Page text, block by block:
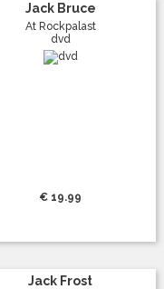
Jack Bruce
At Rockpalast
dvd
€ 19.99
Jack Frost